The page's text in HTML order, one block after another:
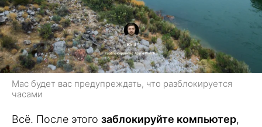
Mac будет вас предупреждать, что разблокируется
часами
Всё. После этого заблокируйте компьютер,